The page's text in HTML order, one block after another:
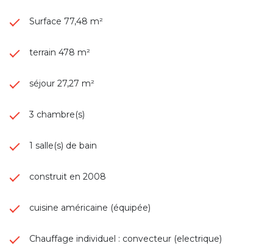
Surface 77,48 m²
terrain 478 m²
séjour 27,27 m²
3 chambre(s)
1 salle(s) de bain
construit en 2008
cuisine américaine (équipée)
Chauffage individuel : convecteur (electrique)